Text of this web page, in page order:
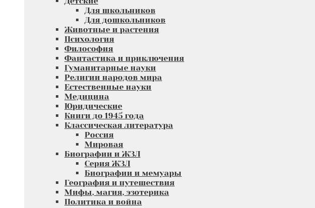
Для школьников
Для дошкольников
Животные и растения
Психология
Философия
Фантастика и приключения
Гуманитарные науки
Религии народов мира
Естественные науки
Медицина
Юридические
Книги до 1945 года
Классическая литература
Россия
Мировая
Биографии и ЖЗЛ
Серия ЖЗЛ
Биографии и мемуары
География и путешествия
Мифы, магия, эзотерика
Политика и война